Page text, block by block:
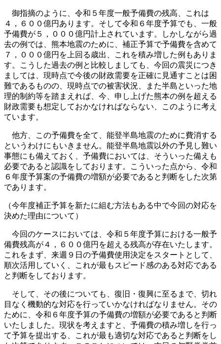
御指摘のように、令和５年度一般予備費の残高、これは
４，６００億円あります。そして令和６年度予算でも、一般
予備費が５，０００億円計上されています。しかしながら過
去の例では、熊本地震のために、補正予算で予備費を含めて
７，０００億円を上回る歳出、これを積み増した例もありま
す。こうした過去の例と比較しましても、今回の震災につき
ましては、現時点で今後の財政需要を正確に見通すことは困
難であるものの、現時点での被害状況、また半島といった地
理的制約等を踏まえれば、今、申し上げた熊本の例を超える
財政需要も想定しておかなければならない、このように考え
ています。
他方、この予備費を全て、能登半島地震のために費消する
というわけにもいきません。能登半島地震以外の予見し難い
事態にも備えておく、予備費においては、そういった備えも
必要であると認識をしております。こういった点から、令和
６年度予算案の予備費の増額が必要であると判断をした次第
であります。
（今年度補正予算を新たに組む方法もある中で今回の対応を
決めた理由について）
今回のケースにおいては、令和５年度予算における一般予
備費残高が４，６００億円を超える残高が存在いたします。
これをまず、来週９日の予備費使用決定をスタートとして、
順次活用していく、これが最もスピード感のある対応である
と判断をしております。
そして、その後についても、復旧・復興に至るまで、切れ
目なく機動的な対応を行っていかなければなりません。その
ために、令和６年度予算の予備費の増額が必要であると判断
いたしました。現状を考えますと、予備費の積み増しを行っ
て予算を提出する、これが最も適切な対応であると判断をし